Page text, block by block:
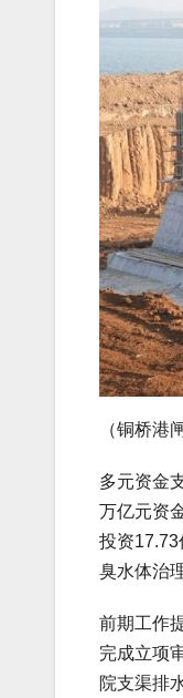
（铜桥港
多元资金
万亿元资
投资
臭水体治
前期工作
完成立项
院支渠排